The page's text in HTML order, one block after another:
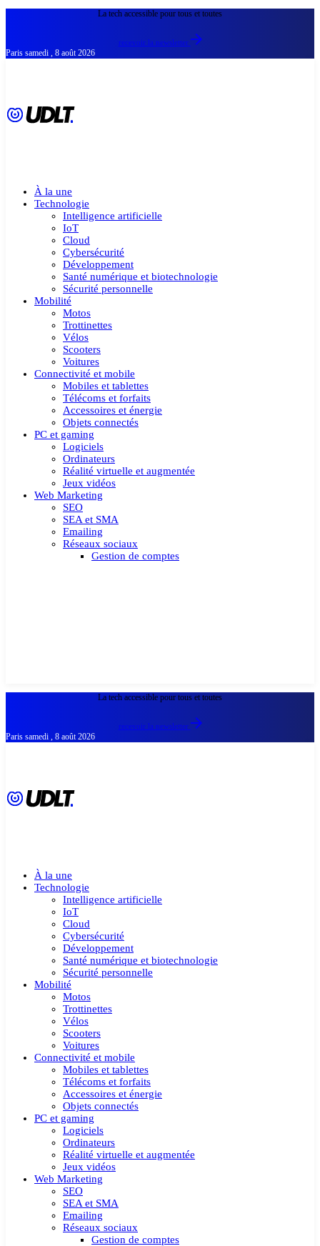
La tech accessible pour tous et toutes
recevoir la newsletter
Paris samedi , 8 août 2026
À la une
Technologie
Intelligence artificielle
IoT
Cloud
Cybersécurité
Développement
Santé numérique et biotechnologie
Sécurité personnelle
Mobilité
Motos
Trottinettes
Vélos
Scooters
Voitures
Connectivité et mobile
Mobiles et tablettes
Télécoms et forfaits
Accessoires et énergie
Objets connectés
PC et gaming
Logiciels
Ordinateurs
Réalité virtuelle et augmentée
Jeux vidéos
Web Marketing
SEO
SEA et SMA
Emailing
Réseaux sociaux
Gestion de comptes
La tech accessible pour tous et toutes
recevoir la newsletter
Paris samedi , 8 août 2026
À la une
Technologie
Intelligence artificielle
IoT
Cloud
Cybersécurité
Développement
Santé numérique et biotechnologie
Sécurité personnelle
Mobilité
Motos
Trottinettes
Vélos
Scooters
Voitures
Connectivité et mobile
Mobiles et tablettes
Télécoms et forfaits
Accessoires et énergie
Objets connectés
PC et gaming
Logiciels
Ordinateurs
Réalité virtuelle et augmentée
Jeux vidéos
Web Marketing
SEO
SEA et SMA
Emailing
Réseaux sociaux
Gestion de comptes